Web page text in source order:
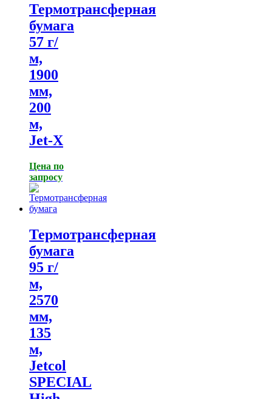
Термотрансферная
бумага
57 г/
м,
1900
мм,
200
м,
Jet-X
Цена по
запросу
Термотрансферная
бумага
95 г/
м,
2570
мм,
135
м,
Jetcol
SPECIAL